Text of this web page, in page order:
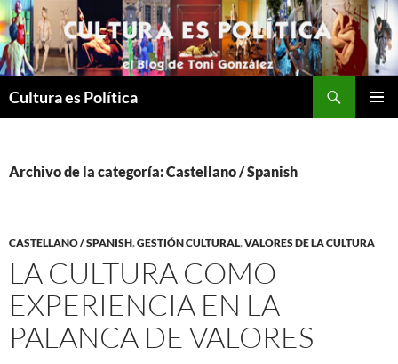
Saltar
al
contenido
Cultura es Política
Archivo de la categoría: Castellano / Spanish
CASTELLANO / SPANISH,GESTIÓN CULTURAL,VALORES DE LA CULTURA
LA CULTURA COMO
EXPERIENCIA EN LA
PALANCA DE VALORES